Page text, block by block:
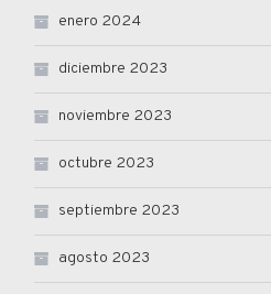
enero 2024
diciembre 2023
noviembre 2023
octubre 2023
septiembre 2023
agosto 2023